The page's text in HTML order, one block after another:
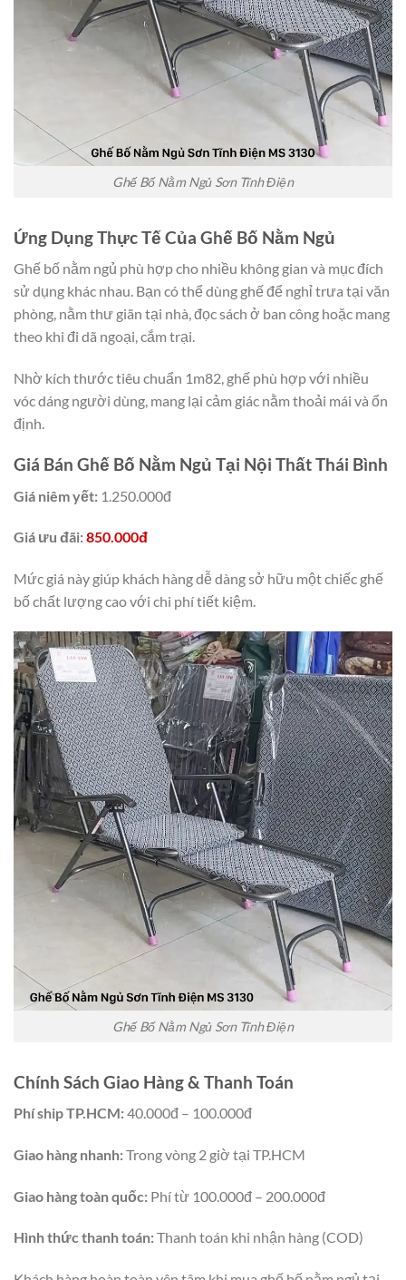
Ghế Bố Nằm Ngủ Sơn Tĩnh Điện
Ứng Dụng Thực Tế Của Ghế Bố Nằm Ngủ
Ghế bố nằm ngủ phù hợp cho nhiều không gian và mục đích
sử dụng khác nhau. Bạn có thể dùng ghế để nghỉ trưa tại văn
phòng, nằm thư giãn tại nhà, đọc sách ở ban công hoặc mang
theo khi đi dã ngoại, cắm trại.
Nhờ kích thước tiêu chuẩn 1m82, ghế phù hợp với nhiều
vóc dáng người dùng, mang lại cảm giác nằm thoải mái và ổn
định.
Giá Bán Ghế Bố Nằm Ngủ Tại Nội Thất Thái Bình
Giá niêm yết: 1.250.000đ
Giá ưu đãi:850.000đ
Mức giá này giúp khách hàng dễ dàng sở hữu một chiếc ghế
bố chất lượng cao với chi phí tiết kiệm.
Ghế Bố Nằm Ngủ Sơn Tĩnh Điện
Chính Sách Giao Hàng & Thanh Toán
Phí ship TP.HCM:40.000đ – 100.000đ
Giao hàng nhanh:Trong vòng 2 giờ tại TP.HCM
Giao hàng toàn quốc: Phí từ 100.000đ – 200.000đ
Hình thức thanh toán:Thanh toán khi nhận hàng (COD)